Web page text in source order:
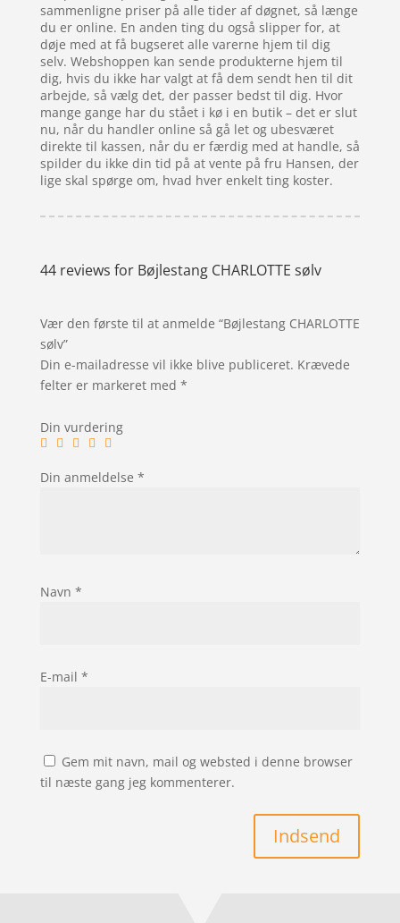
sammenligne priser på alle tider af døgnet, så længe
du er online. En anden ting du også slipper for, at
døje med at få bugseret alle varerne hjem til dig
selv. Webshoppen kan sende produkterne hjem til
dig, hvis du ikke har valgt at få dem sendt hen til dit
arbejde, så vælg det, der passer bedst til dig. Hvor
mange gange har du stået i kø i en butik – det er slut
nu, når du handler online så gå let og ubesværet
direkte til kassen, når du er færdig med at handle, så
spilder du ikke din tid på at vente på fru Hansen, der
lige skal spørge om, hvad hver enkelt ting koster.
44 reviews for Bøjlestang CHARLOTTE sølv
Vær den første til at anmelde “Bøjlestang CHARLOTTE
sølv”
Din e-mailadresse vil ikke blive publiceret. Krævede
felter er markeret med *
Din vurdering
Din anmeldelse *
Navn *
E-mail *
Gem mit navn, mail og websted i denne browser
til næste gang jeg kommenterer.
Indsend